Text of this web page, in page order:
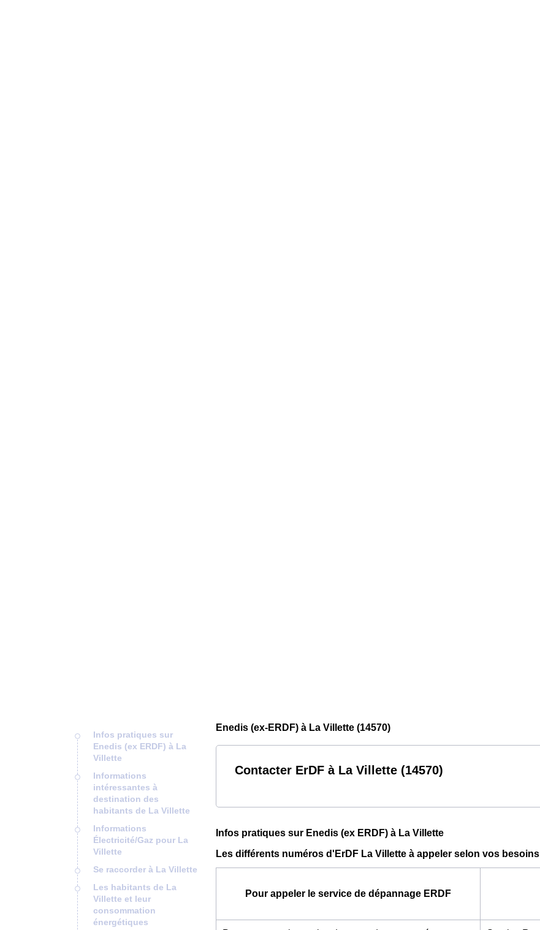
Infos pratiques sur
Enedis (ex ERDF) à La
Villette
Informations
intéressantes à
destination des
habitants de La Villette
Informations
Électricité/Gaz pour La
Villette
Se raccorder à La Villette
Les habitants de La
Villette et leur
consommation
énergétiques
Enedis (ex-ERDF) à La Villette (14570)
Contacter ErDF à La Villette (14570)
Infos pratiques sur Enedis (ex ERDF) à La Villette
Les différents numéros d'ErDF La Villette à appeler selon vos besoins
Pour appeler le service de dépannage ERDF